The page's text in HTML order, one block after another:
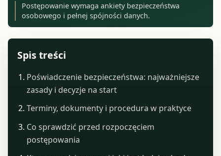
Postępowanie wymaga ankiety bezpieczeństwa
osobowego i pełnej spójności danych.
Spis treści
Poświadczenie bezpieczeństwa: najważniejsze
zasady i decyzje na start
Terminy, dokumenty i procedura w praktyce
Co sprawdzić przed rozpoczęciem
postępowania